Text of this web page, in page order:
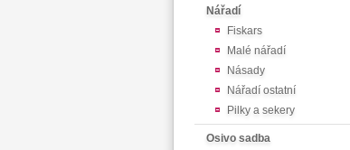
Nářadí
Fiskars
Malé nářadí
Násady
Nářadí ostatní
Pilky a sekery
Osivo sadba